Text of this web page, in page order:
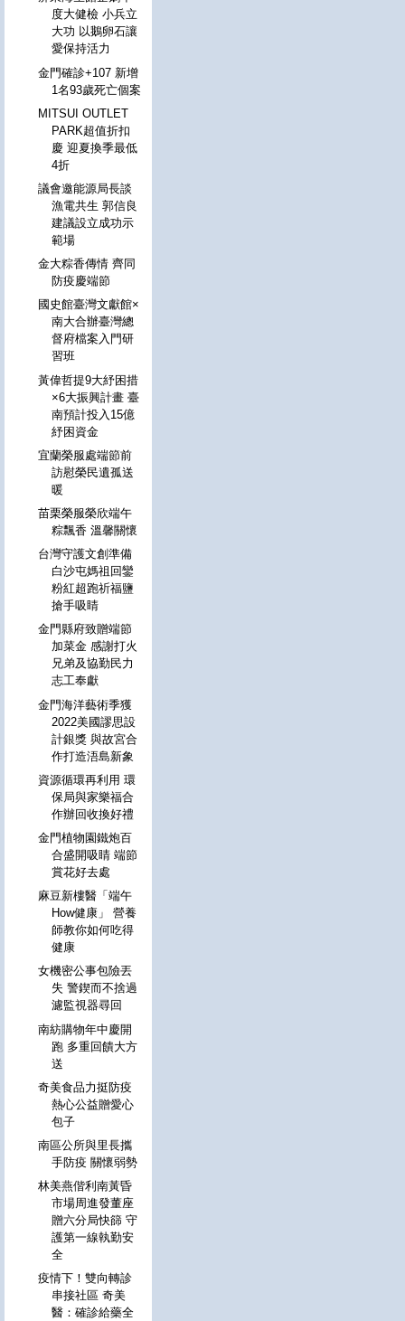
度大健檢 小兵立
大功 以鵝卵石讓
愛保持活力
金門確診+107 新增
1名93歲死亡個案
MITSUI OUTLET
PARK超值折扣
慶 迎夏換季最低
4折
議會邀能源局長談
漁電共生 郭信良
建議設立成功示
範場
金大粽香傳情 齊同
防疫慶端節
國史館臺灣文獻館×
南大合辦臺灣總
督府檔案入門研
習班
黃偉哲提9大紓困措
×6大振興計畫 臺
南預計投入15億
紓困資金
宜蘭榮服處端節前
訪慰榮民遺孤送
暖
苗栗榮服榮欣端午
粽飄香 溫馨關懷
台灣守護文創準備
白沙屯媽祖回鑾
粉紅超跑祈福鹽
搶手吸睛
金門縣府致贈端節
加菜金 感謝打火
兄弟及協勤民力
志工奉獻
金門海洋藝術季獲
2022美國謬思設
計銀獎 與故宮合
作打造浯島新象
資源循環再利用 環
保局與家樂福合
作辦回收換好禮
金門植物園鐵炮百
合盛開吸睛 端節
賞花好去處
麻豆新樓醫「端午
How健康」 營養
師教你如何吃得
健康
女機密公事包險丟
失 警鍥而不捨過
濾監視器尋回
南紡購物年中慶開
跑 多重回饋大方
送
奇美食品力挺防疫
熱心公益贈愛心
包子
南區公所與里長攜
手防疫 關懷弱勢
林美燕偕利南黃昏
市場周進發董座
贈六分局快篩 守
護第一線執勤安
全
疫情下！雙向轉診
串接社區 奇美
醫：確診給藥全